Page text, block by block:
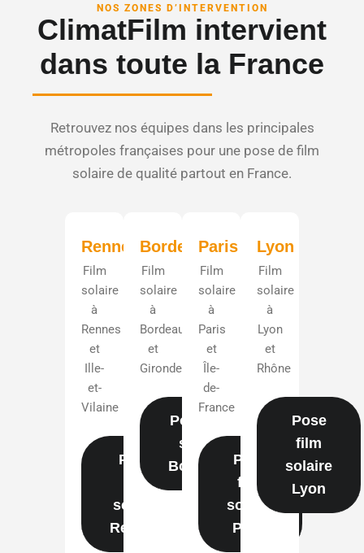
NOS ZONES D’INTERVENTION
ClimatFilm intervient
dans toute la France
Retrouvez nos équipes dans les principales
métropoles françaises pour une pose de film
solaire de qualité partout en France.
Rennes
Film
solaire
à
Rennes
et
Ille-
et-
Vilaine
Pose
film
solaire
Rennes
Bordeaux
Film
solaire
à
Bordeaux
et
Gironde
Pose film
solaire
Bordeaux
Paris
Film
solaire
à
Paris
et
Île-
de-
France
Pose
film
solaire
Paris
Lyon
Film
solaire
à
Lyon
et
Rhône
Pose
film
solaire
Lyon